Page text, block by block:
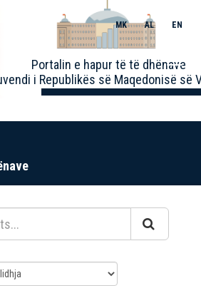
Portalin e hapur të të dhënave
i Republikës së Maqedonisë së
MK AL EN
Toggle